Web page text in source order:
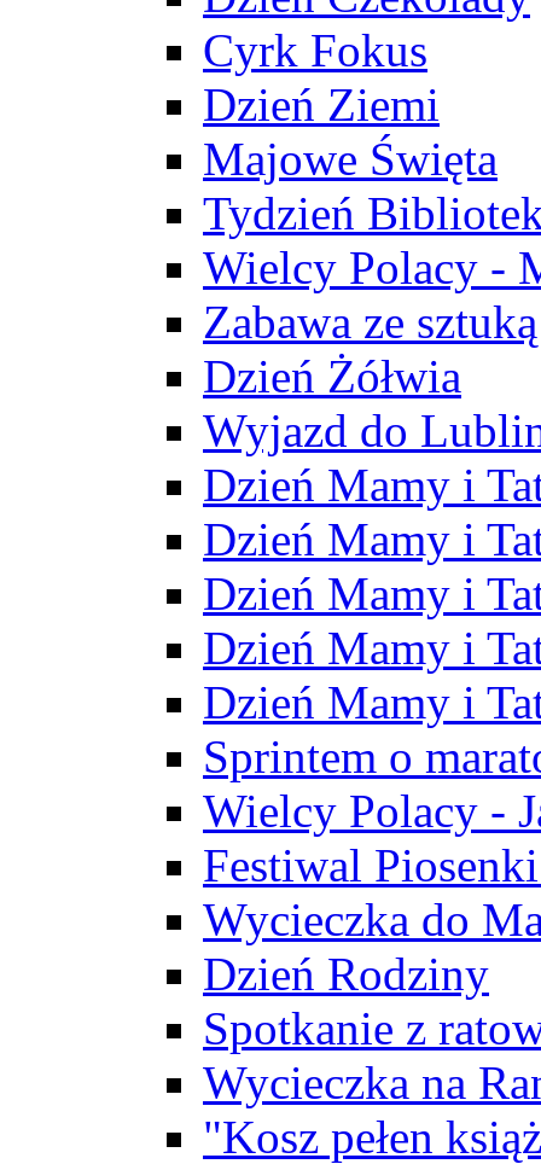
Cyrk Fokus
Dzień Ziemi
Majowe Święta
Tydzień
Wielcy Polacy -
Zabawa ze
Dzień Żółwia
Wyjazd do
Dzień Mamy i
Dzień Mamy i
Dzień Mamy i
Dzień Mamy i
Dzień Mamy i
Sprintem o
Wielcy Polacy -
Festiwal
Wycieczka do
Dzień Rodziny
Spotkanie z
Wycieczka na
"Kosz pełen